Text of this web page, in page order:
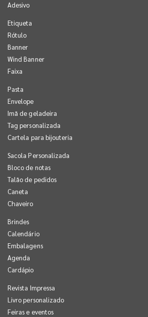
Adesivo
Etiqueta
Rótulo
Banner
Wind Banner
Faixa
Pasta
Envelope
Imã de geladeira
Tag personalizada
Cartela para bijouteria
Sacola Personalizada
Bloco de notas
Talão de pedidos
Caneta
Chaveiro
Brindes
Calendário
Embalagens
Agenda
Cardápio
Revista Impressa
Livro personalizado
Feiras e eventos